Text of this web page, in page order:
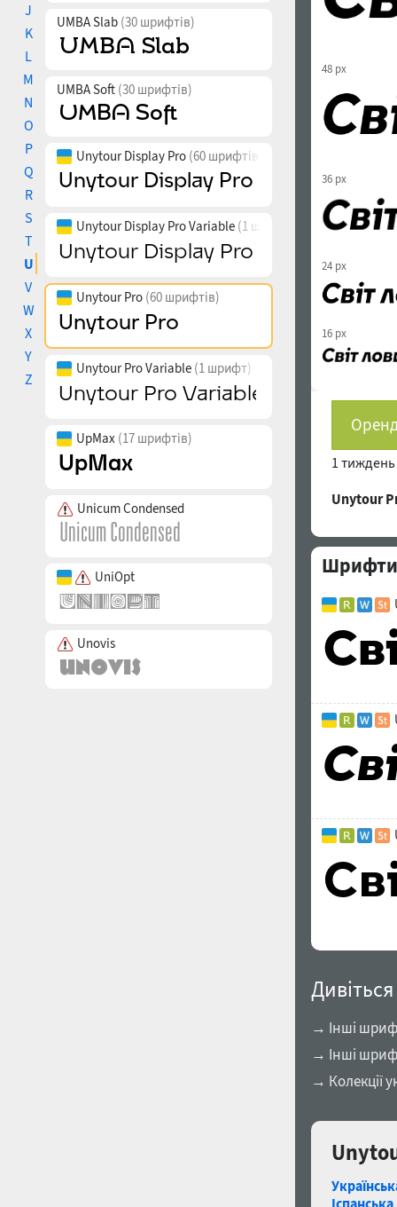
J
K
L
M
N
O
P
Q
R
S
T
U
V
W
X
Y
Z
UMBA Slab (30 шрифтів)
UMBA Soft (30 шрифтів)
Unytour Display Pro (60 шрифтів)
Unytour Display Pro Variable (1 шрифт)
Unytour Pro (60 шрифтів)
Unytour Pro Variable (1 шрифт)
UpMax (17 шрифтів)
Unicum Condensed
UniOpt
Unovis
48 px
36 px
24 px
16 px
1
Unytour
Шрифти
→ Інші
→ Інші
→ Колекції